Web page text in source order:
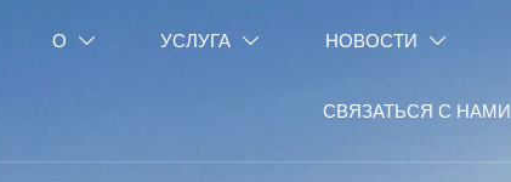
О  УСЛУГА  НОВОСТИ 
СВЯЗАТЬСЯ С НАМИ